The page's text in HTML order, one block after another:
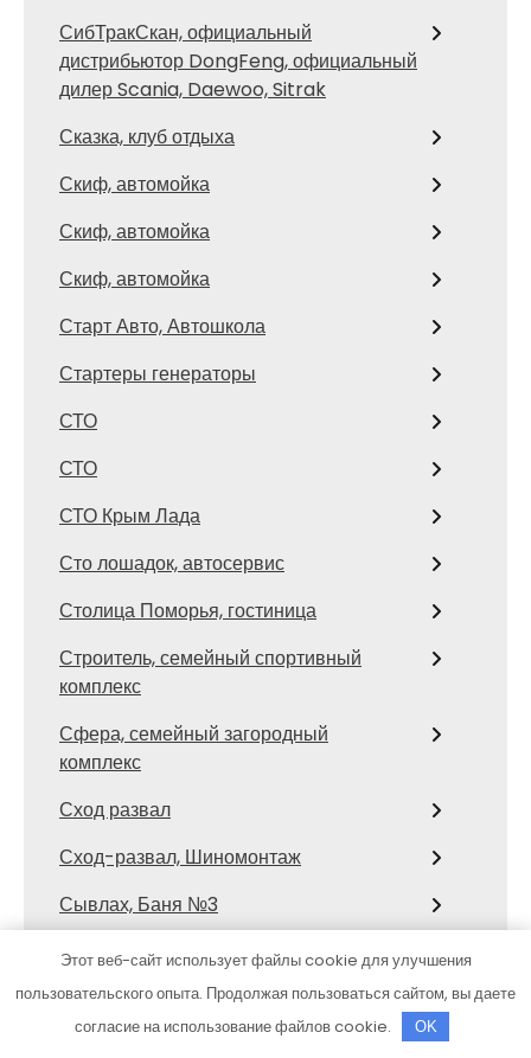
СибТракСкан, официальный
дистрибьютор DongFeng, официальный
дилер Scania, Daewoo, Sitrak
Сказка, клуб отдыха
Скиф, автомойка
Скиф, автомойка
Скиф, автомойка
Старт Авто, Автошкола
Стартеры генераторы
СТО
СТО
СТО Крым Лада
Сто лошадок, автосервис
Столица Поморья, гостиница
Строитель, семейный спортивный
комплекс
Сфера, семейный загородный
комплекс
Сход развал
Сход-развал, Шиномонтаж
Сывлах, Баня №3
Темерницкий, развлекательный
Тест Драйв-Ст
Этот веб-сайт использует файлы cookie для улучшения
пользовательского опыта. Продолжая пользоваться сайтом, вы даете
согласие на использование файлов cookie.
OK